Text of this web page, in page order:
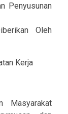
Penyusunan
Oleh
Kerja
Masyarakat